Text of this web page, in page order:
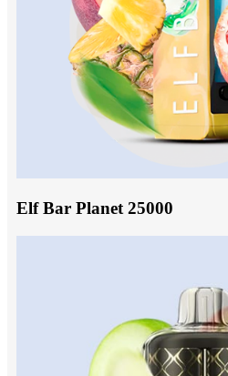
Elf Bar Planet 25000